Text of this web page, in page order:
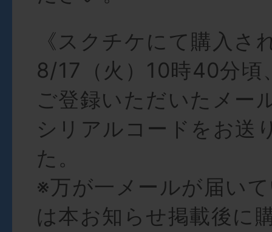
《スクチケにて購入さ
8/17（火）10時40分頃
ご登録いただいたメー
シリアルコードをお送
た。
※万が一メールが届い
は本お知らせ掲載後に